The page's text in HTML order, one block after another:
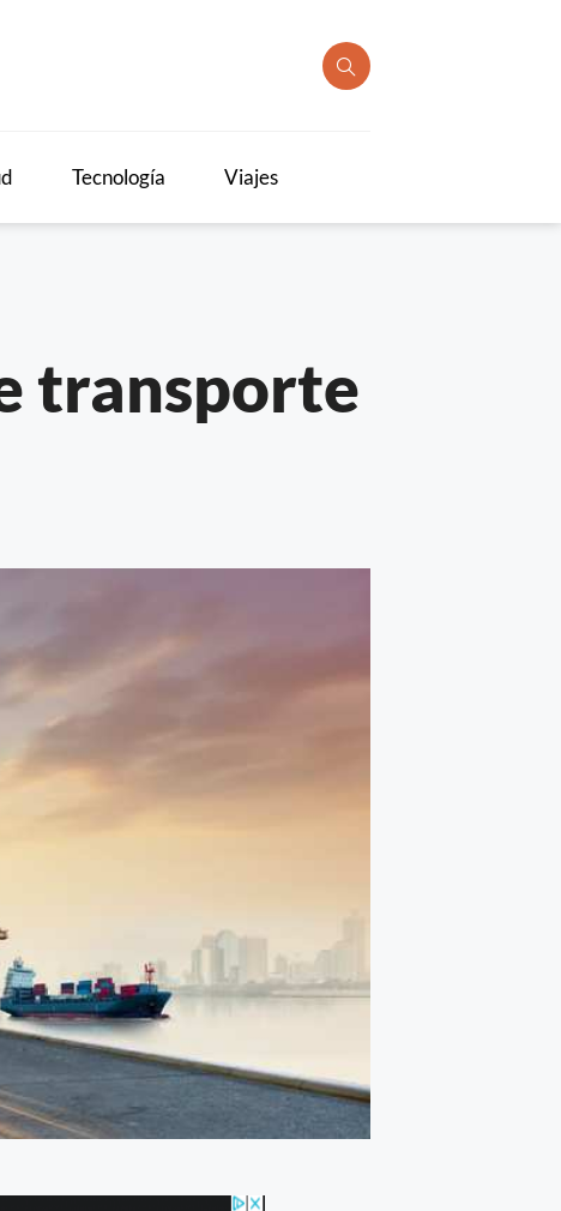
Tecnología Viajes
transporte